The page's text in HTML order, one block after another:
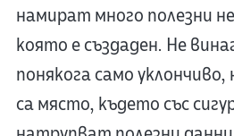
намират много полезни
която е създаден. Не
понякога само
са място, където със